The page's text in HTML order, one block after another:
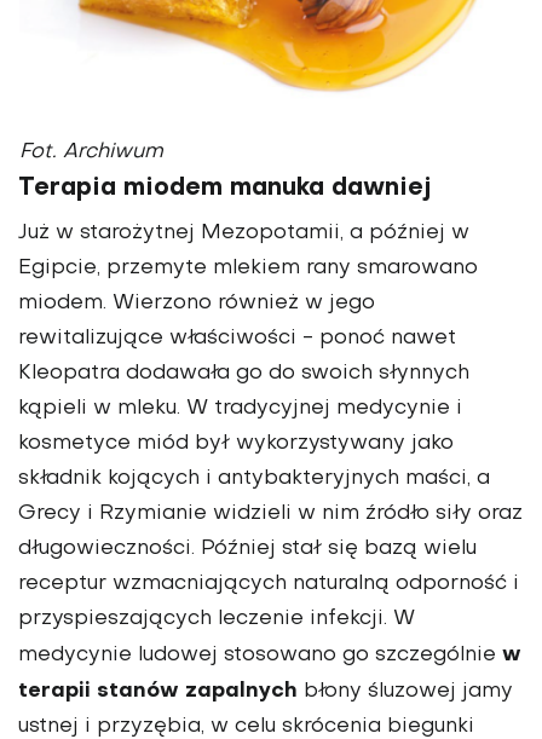
Fot. Archiwum
Terapia miodem manuka dawniej
Już w starożytnej Mezopotamii, a później w
Egipcie, przemyte mlekiem rany smarowano
miodem. Wierzono również w jego
rewitalizujące właściwości - ponoć nawet
Kleopatra dodawała go do swoich słynnych
kąpieli w mleku. W tradycyjnej medycynie i
kosmetyce miód był wykorzystywany jako
składnik kojących i antybakteryjnych maści, a
Grecy i Rzymianie widzieli w nim źródło siły oraz
długowieczności. Później stał się bazą wielu
receptur wzmacniających naturalną odporność i
przyspieszających leczenie infekcji. W
medycynie ludowej stosowano go szczególnie w
terapii stanów zapalnych błony śluzowej jamy
ustnej i przyzębia, w celu skrócenia biegunki